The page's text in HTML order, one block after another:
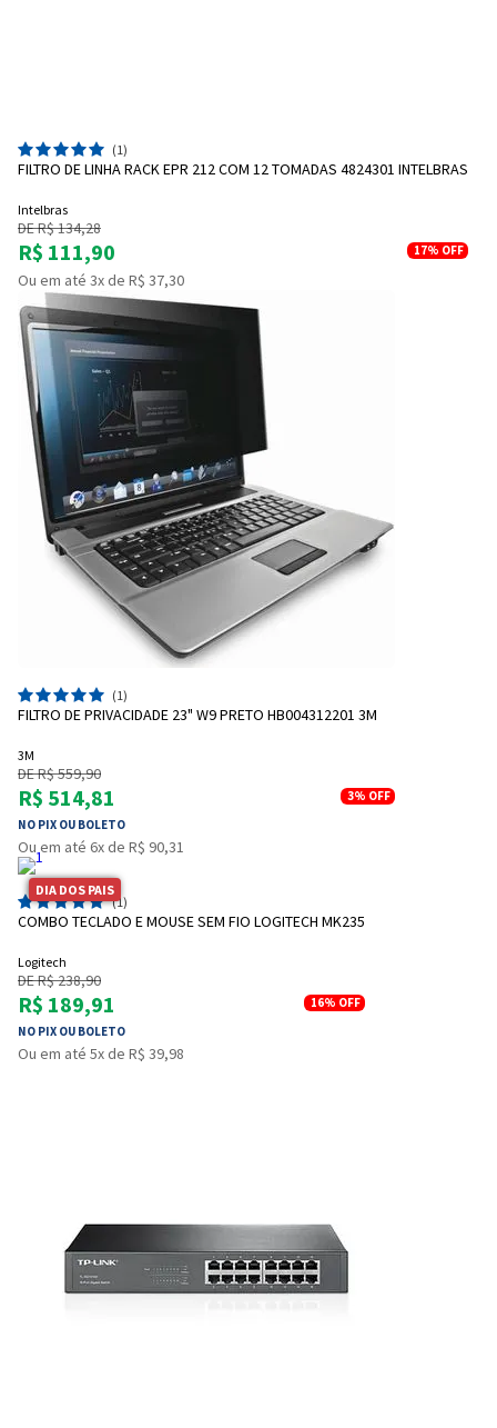
(1)
FILTRO DE LINHA RACK EPR 212 COM 12 TOMADAS 4824301 INTELBRAS
Intelbras
DE R$ 134,28
R$ 111,90 17% OFF
Ou em até 3x de R$ 37,30
(1)
FILTRO DE PRIVACIDADE 23" W9 PRETO HB004312201 3M
3M
DE R$ 559,90
R$ 514,81
NO PIX OU BOLETO
3% OFF
Ou em até 6x de R$ 90,31
DIA DOS PAIS
(1)
COMBO TECLADO E MOUSE SEM FIO LOGITECH MK235
Logitech
DE R$ 238,90
R$ 189,91
NO PIX OU BOLETO
16% OFF
Ou em até 5x de R$ 39,98